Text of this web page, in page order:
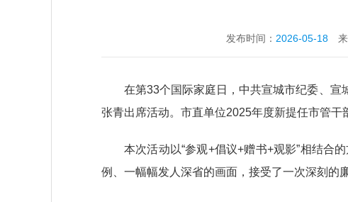
发布时间： 2026-05-18 来
在第33个国际家庭日，中共宣城市纪委、宣
张青出席活动。市直单位2025年度新提任市管干
本次活动以“参观+倡议+赠书+观影”相结合
例、一幅幅发人深省的画面，接受了一次深刻的